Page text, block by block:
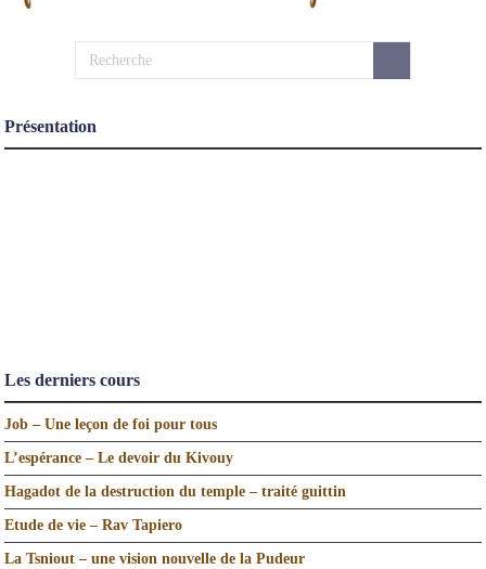
Présentation
Les derniers cours
Job – Une leçon de foi pour tous
L’espérance – Le devoir du Kivouy
Hagadot de la destruction du temple – traité guittin
Etude de vie – Rav Tapiero
La Tsniout – une vision nouvelle de la Pudeur